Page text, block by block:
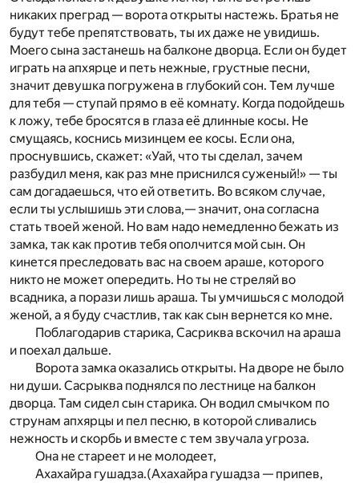
никаких преград — ворота открыты настежь. Братья не
будут тебе препятствовать, ты их даже не увидишь.
Моего сына застанешь на балконе дворца. Если он будет
играть на апхярце и петь нежные, грустные песни,
значит девушка погружена в глубокий сон. Тем лучше
для тебя — ступай прямо в её комнату. Когда подойдешь
к ложу, тебе бросятся в глаза её длинные косы. Не
смущаясь, коснись мизинцем ее косы. Если она,
проснувшись, скажет: «Уай, что ты сделал, зачем
разбудил меня, как раз мне приснился суженый!» — ты
сам догадаешься, что ей ответить. Во всяком случае,
если ты услышишь эти слова,— значит, она согласна
стать твоей женой. Но вам надо немедленно бежать из
замка, так как против тебя ополчится мой сын. Он
кинется преследовать вас на своем араше, которого
никто не может опередить. Но ты не стреляй во
всадника, а порази лишь араша. Ты умчишься с молодой
женой, а я буду счастлив, так как сын вернется ко мне.
Поблагодарив старика, Сасриква вскочил на араша
и поехал дальше.
Ворота замка оказались открыты. На дворе не было
ни души. Сасрыква поднялся по лестнице на балкон
дворца. Там сидел сын старика. Он водил смычком по
струнам апхярцы и пел песню, в которой сливались
нежность и скорбь и вместе с тем звучала угроза.
Она не стареет и не молодеет,
Ахахайра гушадза.(Ахахайра гушадза — припев,